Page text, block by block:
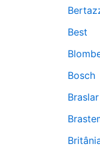
Best
Bosch
Braslar